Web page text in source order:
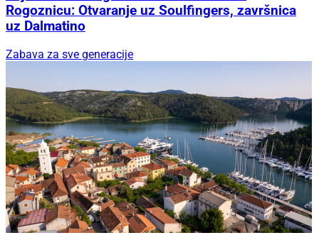
Rogoznicu: Otvaranje uz Soulfingers, završnica
uz Dalmatino
Zabava za sve generacije